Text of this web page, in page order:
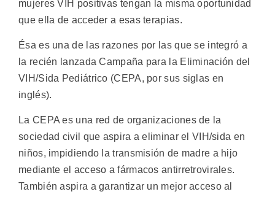
mujeres VIH positivas tengan la misma oportunidad
que ella de acceder a esas terapias.
Ésa es una de las razones por las que se integró a
la recién lanzada Campaña para la Eliminación del
VIH/Sida Pediátrico (CEPA, por sus siglas en
inglés).
La CEPA es una red de organizaciones de la
sociedad civil que aspira a eliminar el VIH/sida en
niños, impidiendo la transmisión de madre a hijo
mediante el acceso a fármacos antirretrovirales.
También aspira a garantizar un mejor acceso al